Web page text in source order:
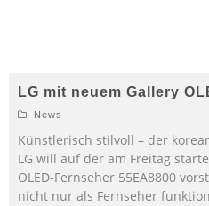
LG mit neuem Gallery
News
Künstlerisch stilvoll – der
LG will auf der am Freitag
OLED-Fernseher 55EA8800
nicht nur als Fernseher